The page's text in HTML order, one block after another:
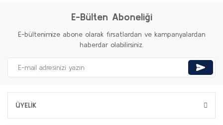
E-Bülten Aboneliği
E-bültenimize abone olarak fırsatlardan ve kampanyalardan
haberdar olabilirsiniz.
ÜYELİK